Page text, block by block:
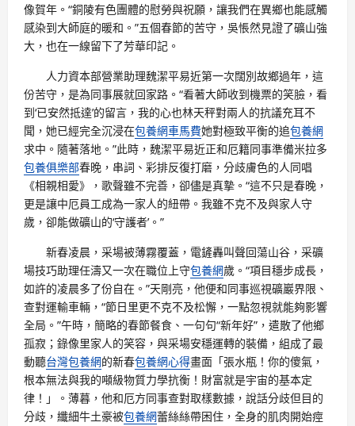
像賀年。“銅陵有色團體的慰勞與祝願，讓我們在異鄉也能感觸
感染到大師庭的暖和。”五個春節的苦守，吳悵然見證了礦山強
大，也在一線留下了芳華印記。
人力資本部營業助理魏潔平易近第一次闊別故鄉過年，這
份苦守，是為同事展就回家路。“看著大師收到機票的笑臉，看
到‘已安然抵達’的留言，我的心也林天秤對兩人的抗議充耳不
聞，她已經完全沉浸在包養網車馬費她對極致平衡的追包養網
求中。隨著落地。”此時，魏潔平易近正和厄籍同事準備米拉多
包養俱樂部春晚，串詞、彩排反復打磨，分歧膚色的人同唱
《相親相愛》，歌聲雖不完善，卻儘是真摯。“這不只是春晚，
更是讓中厄員工成為一家人的紐帶。我雖不克不及與家人守
歲，卻能做礦山的‘守護者’。”
新春凌晨，采場被薄霧覆蓋，電鏟轟叫聲回蕩山谷，采礦
場技巧助理任濤又一次在職位上守包養網歲。“項目穩步成長，
如許的凌晨多了份自在。”天剛亮，他便和同事巡視礦巖界限、
查對運輸車輛，“節日里更不克不及松懈，一點忽視就能夠影響
全局。”午時，簡略的春節餐食、一句句“新年好”，遣散了他鄉
孤寂；錄像里家人的笑容，與采場安穩運轉的裝備，組成了最
動聽台灣包養網的新春包養網心得畫面「張水瓶！你的傻氣，
根本無法與我的噸級物質力學抗衡！財富就是宇宙的基本定
律！」。薄暮，他和厄方同事查對取樣數據，說話分歧但目的
分歧，纖細牛土豪被包養網蕾絲絲帶困住，全身的肌肉開始痙